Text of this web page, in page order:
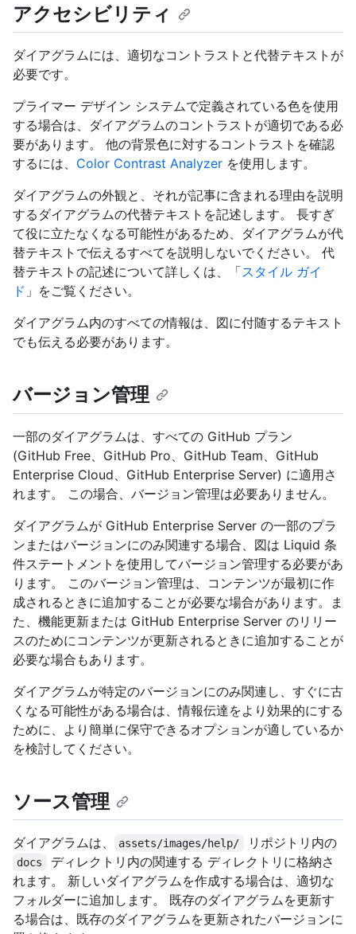
アクセシビリティ
ダイアグラムには、適切なコントラストと代替テキストが
必要です。
プライマー デザイン システムで定義されている色を使用
する場合は、ダイアグラムのコントラストが適切である必
要があります。 他の背景色に対するコントラストを確認
するには、 Color Contrast Analyzer を使用します。
ダイアグラムの外観と、それが記事に含まれる理由を説明
するダイアグラムの代替テキストを記述します。 長すぎ
て役に立たなくなる可能性があるため、ダイアグラムが代
替テキストで伝えるすべてを説明しないでください。 代
替テキストの記述について詳しくは、「スタイル ガイ
ド 」をご覧ください。
ダイアグラム内のすべての情報は、図に付随するテキスト
でも伝える必要があります。
バージョン管理
一部のダイアグラムは、すべての GitHub プラン
(GitHub Free、GitHub Pro、GitHub Team、GitHub
Enterprise Cloud、GitHub Enterprise Server) に適用さ
れます。 この場合、バージョン管理は必要ありません。
ダイアグラムが GitHub Enterprise Server の一部のプラ
ンまたはバージョンにのみ関連する場合、図は Liquid 条
件ステートメントを使用してバージョン管理する必要があ
ります。 このバージョン管理は、コンテンツが最初に作
成されるときに追加することが必要な場合があります。ま
た、機能更新または GitHub Enterprise Server のリリー
スのためにコンテンツが更新されるときに追加することが
必要な場合もあります。
ダイアグラムが特定のバージョンにのみ関連し、すぐに古
くなる可能性がある場合は、情報伝達をより効果的にする
ために、より簡単に保守できるオプションが適しているか
を検討してください。
ソース管理
ダイアグラムは、 assets/images/help/ リポジトリ内の
docs
ディレクトリ内の関連する ディレクトリに格納さ
れます。 新しいダイアグラムを作成する場合は、適切な
フォルダーに追加します。 既存のダイアグラムを更新す
る場合は、既存のダイアグラムを更新されたバージョンに